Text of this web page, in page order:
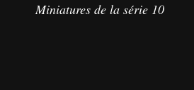
Miniatures de la série 10